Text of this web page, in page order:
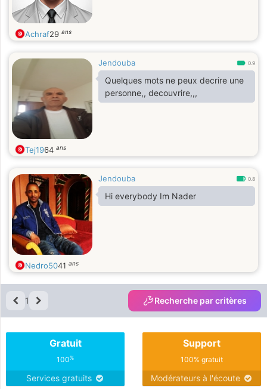
Achraf29 ans
Jendouba 0.9
Quelques mots ne peux decrire une
personne,, decouvrire,,,
Tej1964 ans
Jendouba 0.8
Hi everybody Im Nader
Nedro5041 ans
1 Recherche par critères
Gratuit
100%
Services gratuits
Support
100% gratuit
Modérateurs à l'écoute